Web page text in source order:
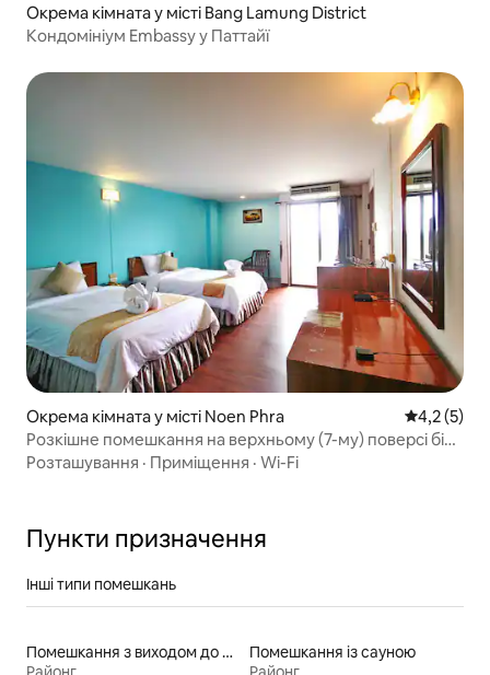
Окрема кімната у місті Bang Lamung District
Кондомініум Embassy у Паттайї
Окрема кімната у місті Noen Phra Середня
4,2 (5)
Розкішне помешкання на верхньому (7-му) поверсі біля
пляжу
Розташування · Приміщення · Wi-Fi
Пункти призначення
Інші типи помешкань
Помешкання з виходом до пляжу
Помешкання із сауною